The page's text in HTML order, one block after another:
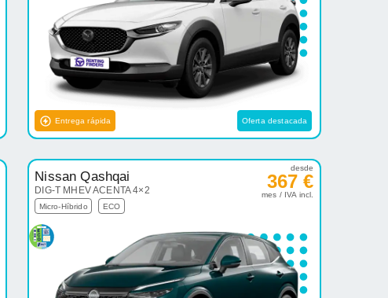
Entrega rápida Oferta destacada
Nissan Qashqai
DIG-T MHEV ACENTA 4×2
Micro-Híbrido ECO
desde
367 €
mes / IVA incl.